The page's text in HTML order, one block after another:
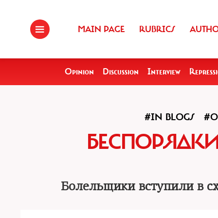
MAIN PAGE RUBRICS
Opinion Discussion Interview
#IN BLOGS
БЕСПОРЯДКИ
Болельщики вступили в